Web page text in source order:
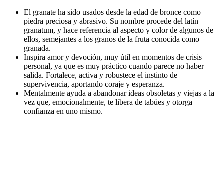
El granate ha sido usados desde la edad de bronce como
piedra preciosa y abrasivo. Su nombre procede del latín
granatum, y hace referencia al aspecto y color de algunos de
ellos, semejantes a los granos de la fruta conocida como
granada.
Inspira amor y devoción, muy útil en momentos de crisis
personal, ya que es muy práctico cuando parece no haber
salida. Fortalece, activa y robustece el instinto de
supervivencia, aportando coraje y esperanza.
Mentalmente ayuda a abandonar ideas obsoletas y viejas a la
vez que, emocionalmente, te libera de tabúes y otorga
confianza en uno mismo.